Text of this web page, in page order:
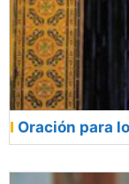
Oración para